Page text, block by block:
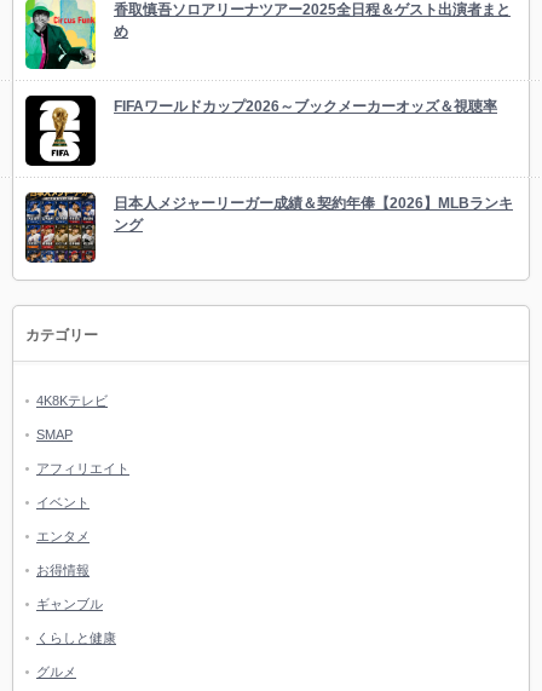
香取慎吾ソロアリーナツアー2025全日程＆ゲスト出演者まと
め
FIFAワールドカップ2026～ブックメーカーオッズ＆視聴率
日本人メジャーリーガー成績＆契約年俸【2026】MLBランキ
ング
カテゴリー
4K8Kテレビ
SMAP
アフィリエイト
イベント
エンタメ
お得情報
ギャンブル
くらしと健康
グルメ